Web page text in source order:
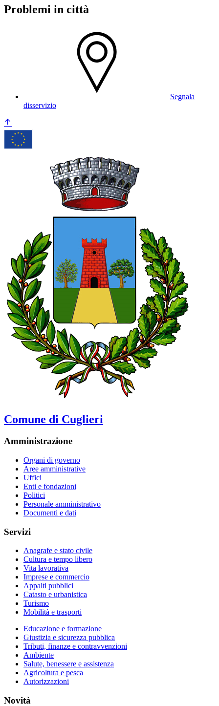
Problemi in città
Segnala
disservizio
Comune di Cuglieri
Amministrazione
Organi di governo
Aree amministrative
Uffici
Enti e fondazioni
Politici
Personale amministrativo
Documenti e dati
Servizi
Anagrafe e stato civile
Cultura e tempo libero
Vita lavorativa
Imprese e commercio
Appalti pubblici
Catasto e urbanistica
Turismo
Mobilità e trasporti
Educazione e formazione
Giustizia e sicurezza pubblica
Tributi, finanze e contravvenzioni
Ambiente
Salute, benessere e assistenza
Agricoltura e pesca
Autorizzazioni
Novità